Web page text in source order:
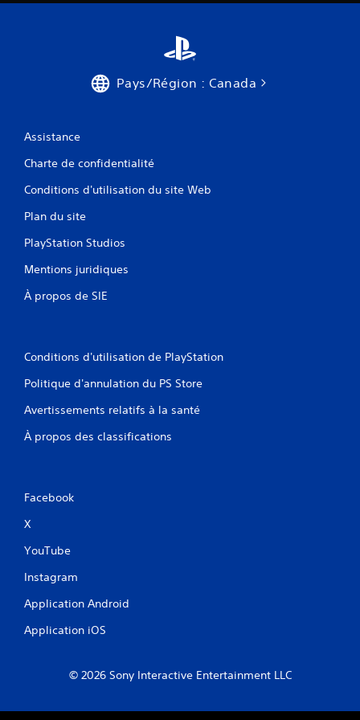
Pays/Région : Canada
Assistance
Charte de confidentialité
Conditions d'utilisation du site Web
Plan du site
PlayStation Studios
Mentions juridiques
À propos de SIE
Conditions d'utilisation de PlayStation
Politique d'annulation du PS Store
Avertissements relatifs à la santé
À propos des classifications
Facebook
X
YouTube
Instagram
Application Android
Application iOS
© 2026 Sony Interactive Entertainment LLC